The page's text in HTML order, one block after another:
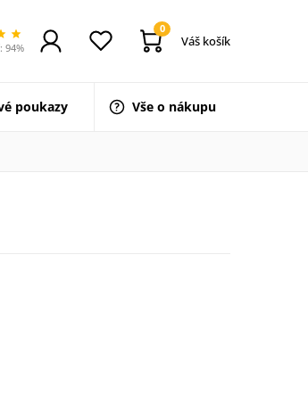
94%
0
Váš košík
poukazy Vše o nákupu